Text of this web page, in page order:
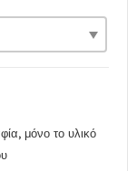
μόνο το υλικό